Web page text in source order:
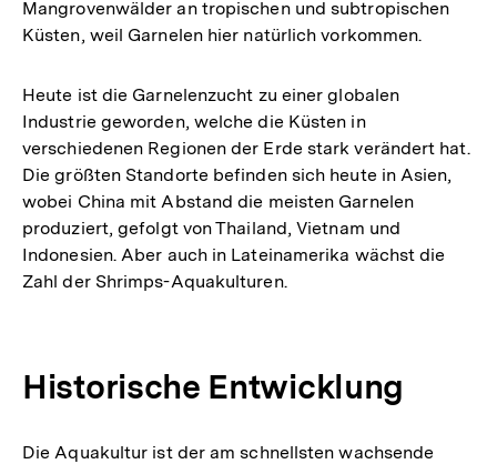
Mangrovenwälder an tropischen und subtropischen
Küsten, weil Garnelen hier natürlich vorkommen.
Heute ist die Garnelenzucht zu einer globalen
Industrie geworden, welche die Küsten in
verschiedenen Regionen der Erde stark verändert hat.
Die größten Standorte befinden sich heute in Asien,
wobei China mit Abstand die meisten Garnelen
produziert, gefolgt von Thailand, Vietnam und
Indonesien. Aber auch in Lateinamerika wächst die
Zahl der Shrimps-Aquakulturen.
Historische Entwicklung
Die Aquakultur ist der am schnellsten wachsende